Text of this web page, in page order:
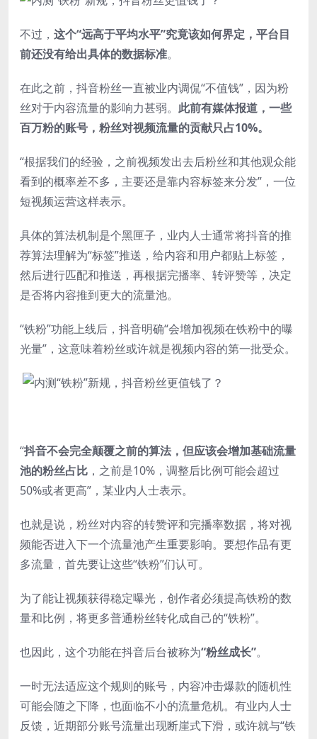
不过， 这个“远高于平均水平”究竟该如何界定，平台目
前还没有给出具体的数据标准。
在此之前，抖音粉丝一直被业内调侃“不值钱”，因为粉
丝对于内容流量的影响力甚弱。 此前有媒体报道，一些
百万粉的账号，粉丝对视频流量的贡献只占10%。
“根据我们的经验，之前视频发出去后粉丝和其他观众能
看到的概率差不多，主要还是靠内容标签来分发”，一位
短视频运营这样表示。
具体的算法机制是个黑匣子，业内人士通常将抖音的推
荐算法理解为“标签”推送，给内容和用户都贴上标签，
然后进行匹配和推送，再根据完播率、转评赞等，决定
是否将内容推到更大的流量池。
“铁粉”功能上线后，抖音明确“会增加视频在铁粉中的曝
光量”，这意味着粉丝或许就是视频内容的第一批受众。
“抖音不会完全颠覆之前的算法，但应该会增加基础流量
池的粉丝占比 ，之前是10%，调整后比例可能会超过
50%或者更高”，某业内人士表示。
也就是说，粉丝对内容的转赞评和完播率数据，将对视
频能否进入下一个流量池产生重要影响。要想作品有更
多流量，首先要让这些“铁粉”们认可。
为了能让视频获得稳定曝光，创作者必须提高铁粉的数
量和比例，将更多普通粉丝转化成自己的“铁粉”。
也因此，这个功能在抖音后台被称为“粉丝成长”。
一时无法适应这个规则的账号，内容冲击爆款的随机性
可能会随之下降，也面临不小的流量危机。有业内人士
反馈，近期部分账号流量出现断崖式下滑，或许就与“铁